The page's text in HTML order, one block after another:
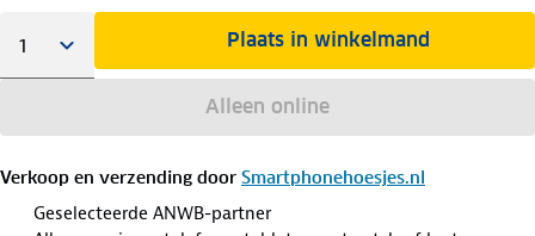
Plaats in winkelmand
Alleen online
Verkoop en verzending door Smartphonehoesjes.nl
Geselecteerde ANWB-partner